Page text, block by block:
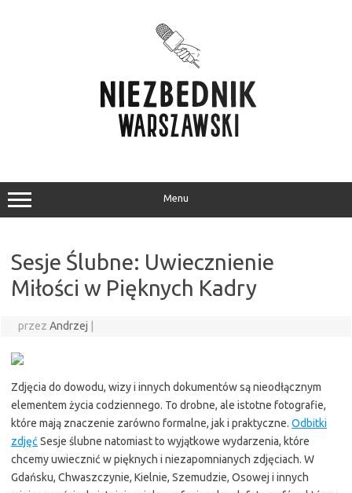
Menu
Sesje Ślubne: Uwiecznienie
Miłości w Pięknych Kadry
przez Andrzej
Zdjęcia do dowodu, wizy i innych dokumentów są nieodłącznym
elementem życia codziennego. To drobne, ale istotne fotografie,
które mają znaczenie zarówno formalne, jak i praktyczne. Odbitki
zdjęć Sesje ślubne natomiast to wyjątkowe wydarzenia, które
chcemy uwiecznić w pięknych i niezapomnianych zdjęciach. W
Gdańsku, Chwaszczynie, Kielnie, Szemudzie, Osowej i innych